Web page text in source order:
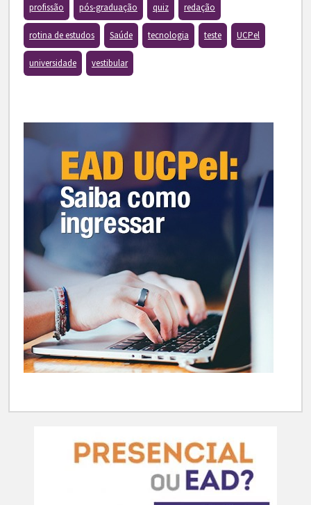
profissão pós-graduação quiz redação
rotina de estudos Saúde tecnologia teste UCPel
universidade vestibular